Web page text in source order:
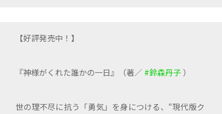
【好評発売中！】
『神様がくれた誰かの一日』（著／ #鈴森丹子 ）
世の理不尽に抗う「勇気」を身につける、“現代版ク